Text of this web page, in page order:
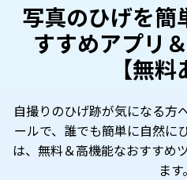
写真のひげを簡
すすめアプリ
【無料
自撮りのひげ跡が気になる方
ールで、誰でも簡単に自然に
は、無料＆高機能なおすすめ
ます。